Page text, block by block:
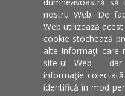
nostru Web. De
Web utilizează
cookie stochează
alte informaţii care
site-ul Web -
informaţie
identifică în mod
Universitate de stat
Dolj, Romania